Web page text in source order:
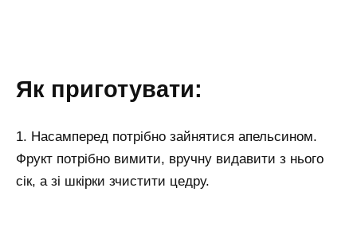
Як приготувати:
1. Насамперед потрібно зайнятися апельсином.
Фрукт потрібно вимити, вручну видавити з нього
сік, а зі шкірки зчистити цедру.